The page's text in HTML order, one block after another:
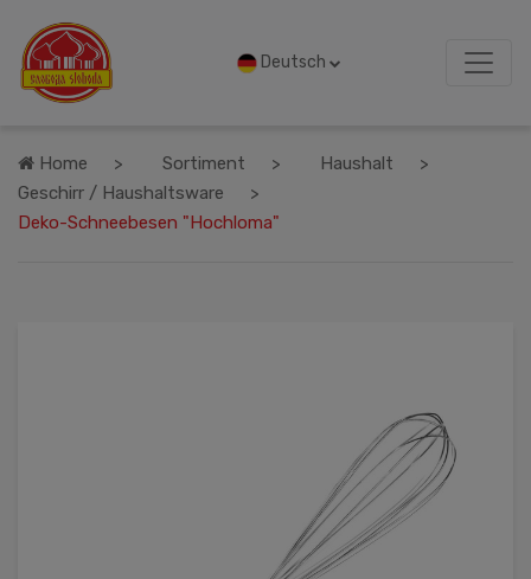
Deutsch
Home Sortiment
Haushalt
Geschirr / Haushaltsware
Deko-Schneebesen "Hochloma"